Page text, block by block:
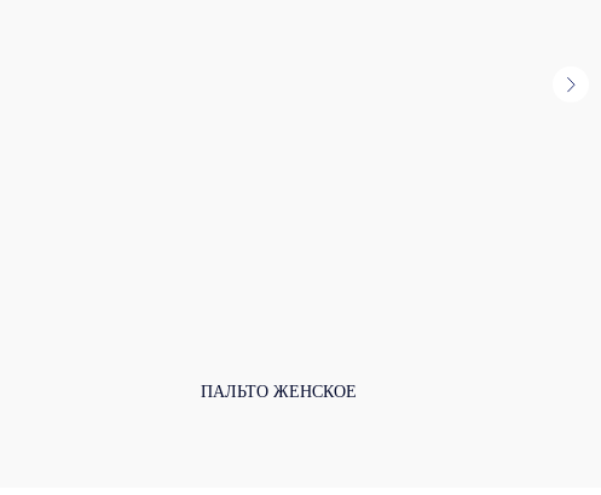
ПАЛЬТО ЖЕНСКОЕ